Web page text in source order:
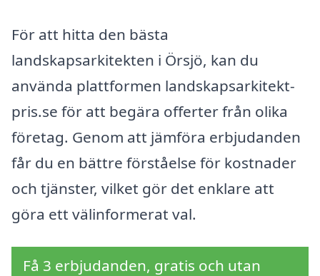
För att hitta den bästa
landskapsarkitekten i Örsjö, kan du
använda plattformen landskapsarkitekt-
pris.se för att begära offerter från olika
företag. Genom att jämföra erbjudanden
får du en bättre förståelse för kostnader
och tjänster, vilket gör det enklare att
göra ett välinformerat val.
Få 3 erbjudanden, gratis och utan